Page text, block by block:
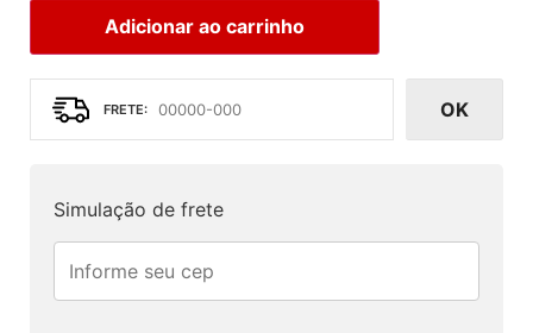
Adicionar ao carrinho
OK
Simulação de frete